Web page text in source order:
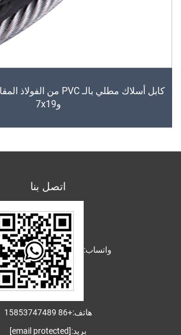
و7x19
اتصل بنا
واتساب:
هاتف:+86 15853747489
بريد:[email protected]